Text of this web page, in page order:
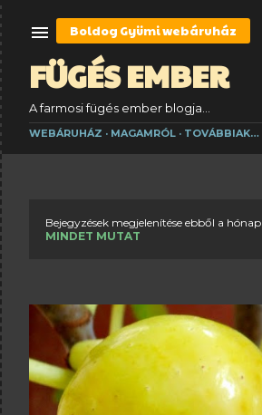
Ugrás a fő
FÜGÉS EMBER
A farmosi fügés ember blogja...
Boldog Gyümiwebáruház
WEBÁRUHÁZ MAGAMRÓL TOVÁBBIAK…
j
g
Bejegyzések megjelenítése ebből a
MINDET MUTAT